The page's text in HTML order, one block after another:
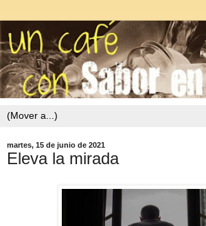
martes, 15 de junio de 2021
Eleva la mirada